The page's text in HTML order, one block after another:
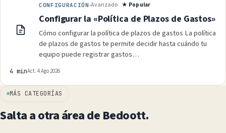
CONFIGURACIÓN Avanzado ★ Popular
Configurar la «Política de Plazos de Gastos»
Cómo configurar la política de plazos de gastos La política
de plazos de gastos te permite decidir hasta cuándo tu
equipo puede registrar gastos…
4 minAct. 4 Ago 2026
MÁS CATEGORÍAS
Salta a otra área de Bedoott.